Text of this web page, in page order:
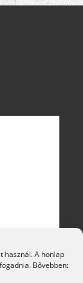
használ. A honlap
Bővebben: